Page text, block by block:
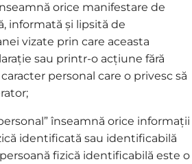
orice manifestare de
informată și lipsită de
vizate prin care aceasta
sau printr-o acțiune fără
personal care o privesc să
înseamnă orice informații
identificată sau identificabilă
persoană fizică identificabilă este o